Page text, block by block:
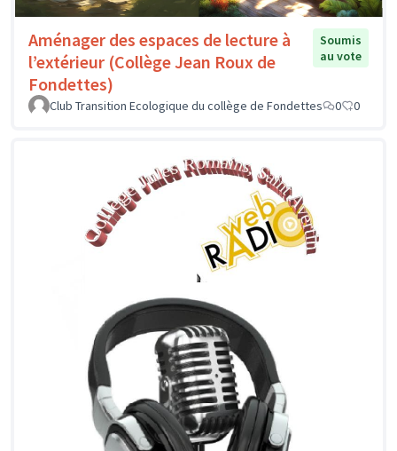
Aménager des espaces de lecture à
l’extérieur (Collège Jean Roux de
Fondettes)
Soumis
au vote
Club Transition Ecologique du collège de Fondettes 0 0